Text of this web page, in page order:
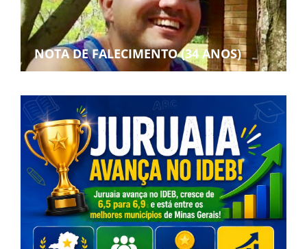
NOTA DE FALECIMENTO (34 ANOS)